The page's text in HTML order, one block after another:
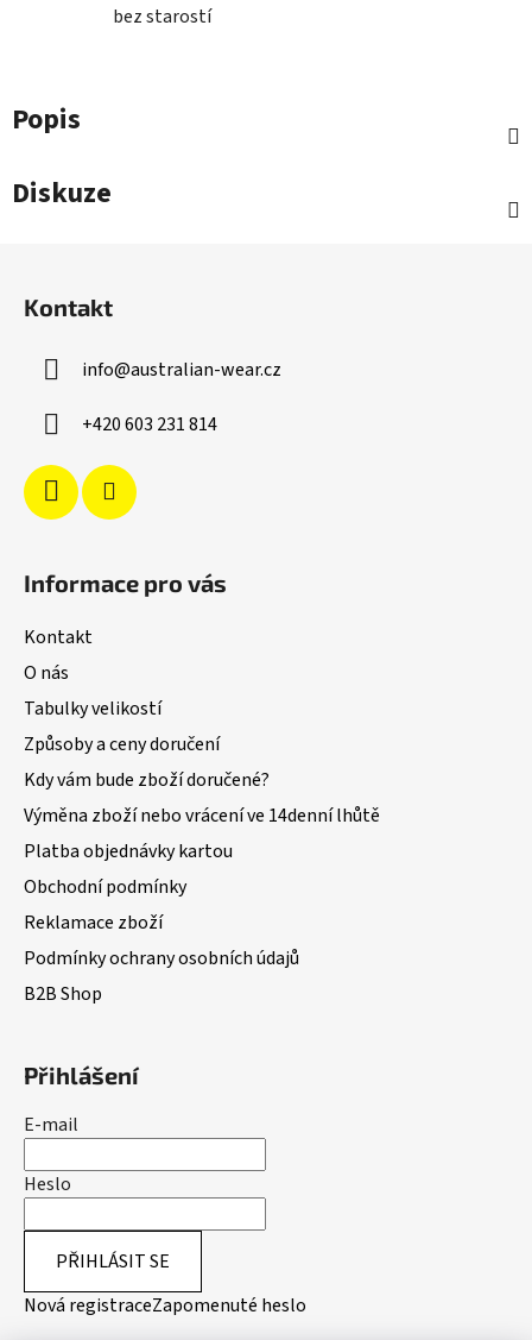
bez starostí
Popis
Diskuze
Kontakt
info@australian-wear.cz
+420 603 231 814
Informace pro vás
Kontakt
O nás
Tabulky velikostí
Způsoby a ceny doručení
Kdy vám bude zboží doručené?
Výměna zboží nebo vrácení ve 14denní lhůtě
Platba objednávky kartou
Obchodní podmínky
Reklamace zboží
Podmínky ochrany osobních údajů
B2B Shop
Přihlášení
E-mail
Heslo
PŘIHLÁSIT SE
Nová registraceZapomenuté heslo